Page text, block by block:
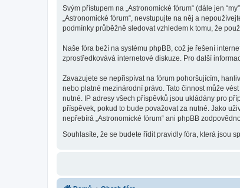
Svým přístupem na „Astronomické fórum“ (dále jen
„Astronomické fórum“, nevstupujte na něj a
podmínky průběžně sledovat vzhledem k tomu, že
Naše fóra beží na systému phpBB, což je řešení
zprostředkovává internetové diskuze. Pro další
Zavazujete se nepřispívat na fórum pohoršujícím,
nebo platné mezinárodní právo. Tato činnost může
nutné. IP adresy všech příspěvků jsou ukládány pro
příspěvek, pokud to bude považovat za nutné. Jako
nepřebírá „Astronomické fórum“ ani phpBB
Souhlasíte, že se budete řídit pravidly fóra, která jsou